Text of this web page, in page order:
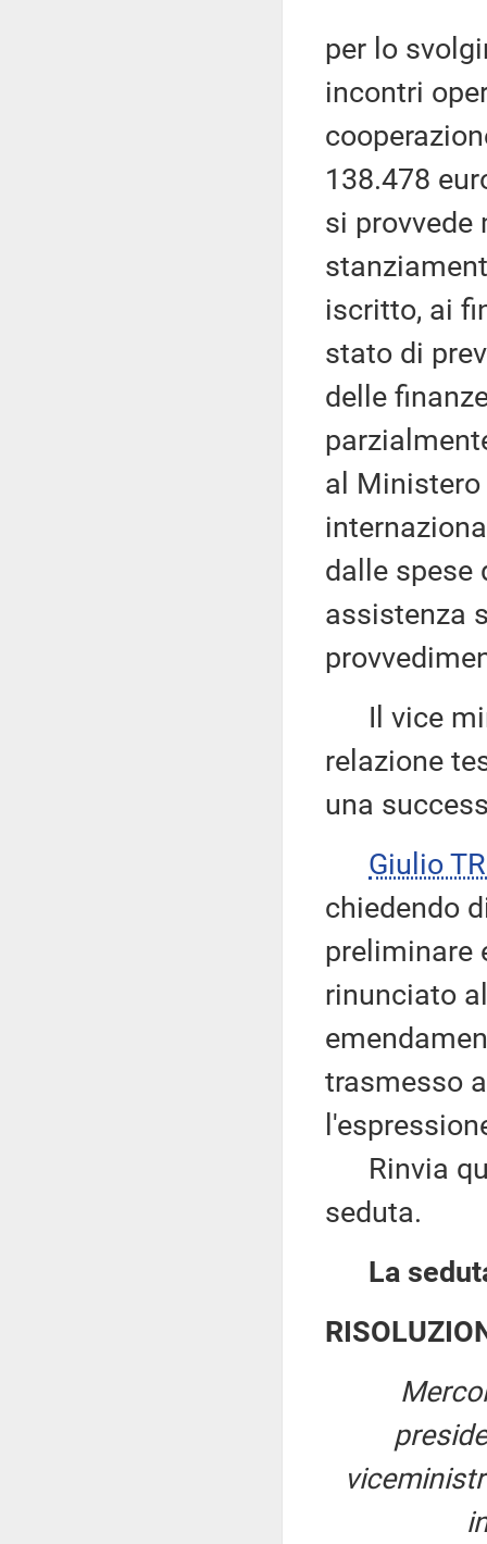
per lo
incontri
138.478
si provvede
iscritto, ai
stato di
delle
al Ministero
dalle spese
assistenza
Il vice
relazione
una
Giulio
chiedendo
preliminare
rinunciato
trasmesso
Rinvia
seduta.
La